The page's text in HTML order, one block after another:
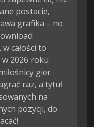
postacie,
grafika – no
całości to
w 2026 roku
gier
raz, a tytuł
na
pozycji, do